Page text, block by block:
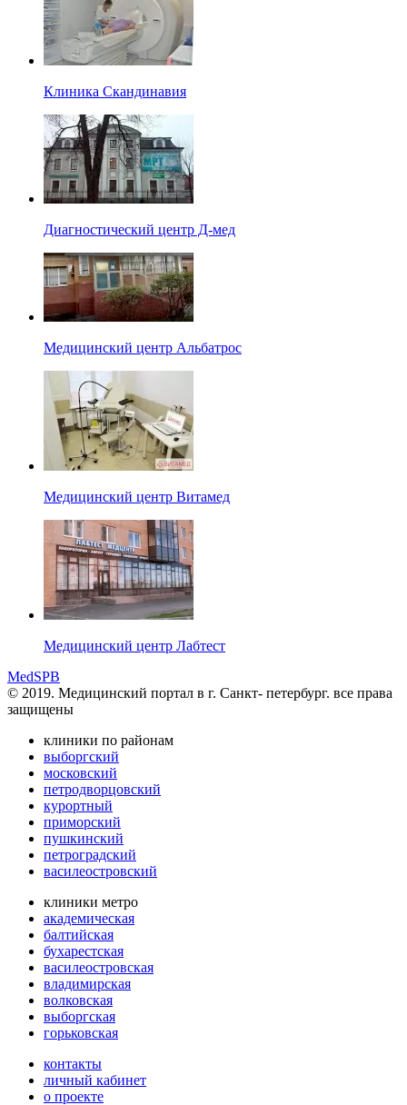
Клиника Скандинавия
Диагностический центр Д-мед
Медицинский центр Альбатрос
Медицинский центр Витамед
Медицинский центр Лабтест
MedSPB
© 2019. Медицинский портал в г. Санкт- петербург. все права
защищены
клиники по районам
выборгский
московский
петродворцовский
курортный
приморский
пушкинский
петроградский
василеостровский
клиники метро
академическая
балтийская
бухарестская
василеостровская
владимирская
волковская
выборгская
горьковская
контакты
личный кабинет
о проекте